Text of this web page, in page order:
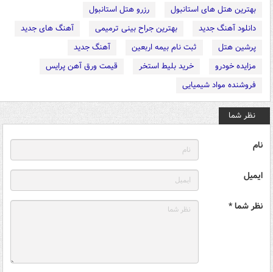
بهترین هتل های استانبول
رزرو هتل استانبول
دانلود آهنگ جدید
بهترین جراح بینی ترمیمی
آهنگ های جدید
پرشین هتل
ثبت نام بیمه اربعین
آهنگ جدید
مزایده خودرو
خرید بلیط استخر
قیمت ورق آهن پرایس
فروشنده مواد شیمیایی
نظر شما
نام
ایمیل
نظر شما *